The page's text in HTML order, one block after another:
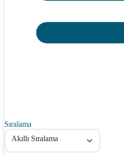
Sıralama
Akıllı Sıralama